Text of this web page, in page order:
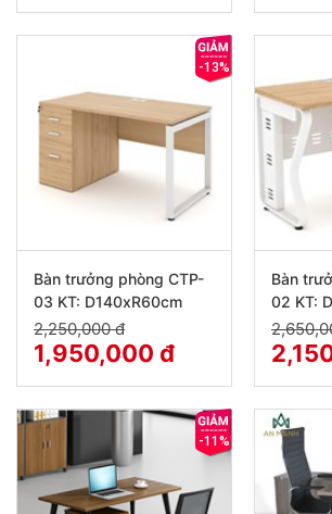
Bàn trưởng phòng CTP-
03 KT: D140xR60cm
2,250,000 đ
1,950,000 đ
-13%
Bàn
02 KT:
-11%